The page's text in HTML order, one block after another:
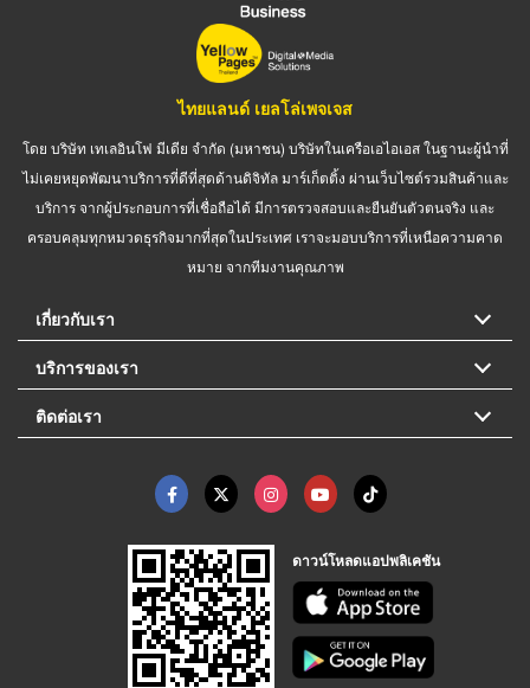
ไทยแลนด์ เยลโล่เพจเจส
โดย บริษัท เทเลอินโฟ มีเดีย จำกัด (มหาชน) บริษัทในเครือเอไอเอส ในฐานะผู้นำที่
ไม่เคยหยุดพัฒนาบริการที่ดีที่สุดด้านดิจิทัล มาร์เก็ตติ้ง ผ่านเว็บไซต์รวมสินค้าและ
บริการ จากผู้ประกอบการที่เชื่อถือได้ มีการตรวจสอบและยืนยันตัวตนจริง และ
ครอบคลุมทุกหมวดธุรกิจมากที่สุดในประเทศ เราจะมอบบริการที่เหนือความคาด
หมาย จากทีมงานคุณภาพ
เกี่ยวกับเรา
บริการของเรา
ติดต่อเรา
ดาวน์โหลดแอปพลิเคชัน